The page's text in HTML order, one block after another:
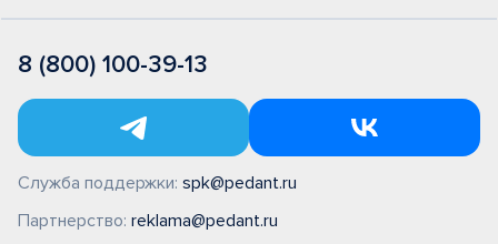
8 (800) 100-39-13
Служба поддержки: spk@pedant.ru
Партнерство: reklama@pedant.ru